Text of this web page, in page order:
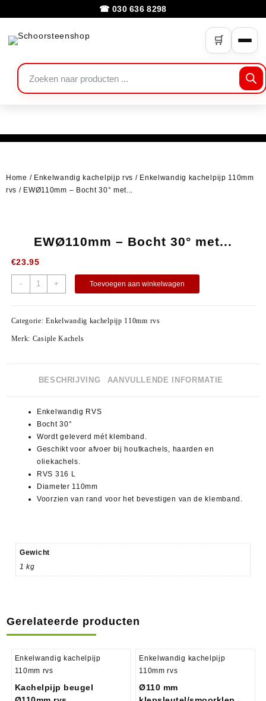
☎ 030 636 8298
🛒
Home / Enkelwandig kachelpijp rvs / Enkelwandig kachelpijp 110mm
rvs / EWØ110mm – Bocht 30° met...
EWØ110mm – Bocht 30° met...
€23.95
- + Toevoegen aan winkelwagen
Categorie:Enkelwandig kachelpijp 110mm rvs
Merk: Casiple Kachels
BESCHRIJVING AANVULLENDE INFORMATIE
Enkelwandig RVS
Bocht 30°
Wordt geleverd mét klemband.
Geschikt voor afvoer bij houtkachels, haarden en
oliekachels.
RVS 316 L
Diameter 110mm
Voorzien van rand voor het bevestigen van de klemband.
Gewicht
1 kg
Gerelateerde producten
Enkelwandig kachelpijp
110mm rvs
Kachelpijp beugel
Enkelwandig kachelpijp
110mm rvs
Ø110 mm